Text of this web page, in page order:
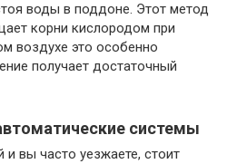
воды в поддоне. Этот метод
корни кислородом при
воздухе это особенно
получает достаточный
системы
и вы часто уезжаете, стоит